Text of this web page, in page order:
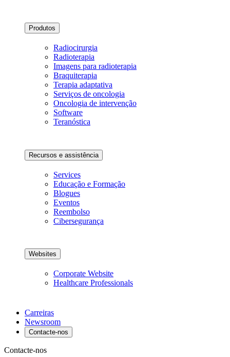
Produtos
Radiocirurgia
Radioterapia
Imagens para radioterapia
Braquiterapia
Terapia adaptativa
Serviços de oncologia
Oncologia de intervenção
Software
Teranóstica
Recursos e assistência
Services
Educação e Formação
Blogues
Eventos
Reembolso
Cibersegurança
Websites
Corporate Website
Healthcare Professionals
Carreiras
Newsroom
Contacte-nos
Contacte-nos